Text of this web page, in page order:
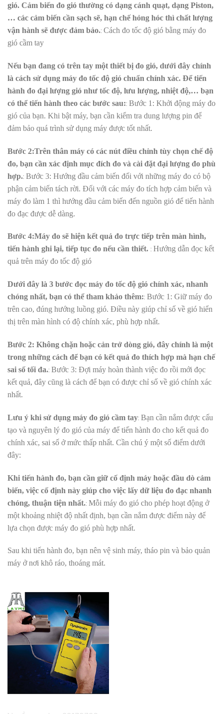
gió. Cảm biến đo gió thường có dạng cánh quạt, dạng Piston,
… các cảm biến cần sạch sẽ, hạn chế hỏng hóc thì chất lượng
vận hành sẽ được đảm bảo.: Cách đo tốc độ gió bằng máy đo
gió cầm tay
Nếu bạn đang có trên tay một thiết bị đo gió, dưới đây chính
là cách sử dụng máy đo tốc độ gió chuẩn chính xác. Để tiến
hành đo đại lượng gió như tốc độ, lưu lượng, nhiệt độ,… bạn
có thể tiến hành theo các bước sau:: Bước 1: Khởi động máy đo
gió của bạn. Khi bật máy, bạn cần kiểm tra dung lượng pin để
đảm bảo quá trình sử dụng máy được tốt nhất.
Bước 2:Trên thân máy có các nút điều chỉnh tùy chọn chế độ
đo, bạn cần xác định mục đích đo và cài đặt đại lượng đo phù
hợp.: Bước 3: Hướng đầu cảm biến đối với những máy đo có bộ
phận cảm biến tách rời. Đối với các máy đo tích hợp cảm biến và
máy đo làm 1 thì hướng đầu cảm biến đến nguồn gió để tiến hành
đo đạc được dễ dàng.
Bước 4:Máy đo sẽ hiện kết quả đo trực tiếp trên màn hình,
tiến hành ghi lại, tiếp tục đo nếu cần thiết. : Hướng dẫn đọc kết
quả trên máy đo tốc độ gió
Dưới đây là 3 bước đọc máy đo tốc độ gió chính xác, nhanh
chóng nhất, bạn có thể tham khảo thêm:: Bước 1: Giữ máy đo
trên cao, đúng hướng luồng gió. Điều này giúp chỉ số về gió hiển
thị trên màn hình có độ chính xác, phù hợp nhất.
Bước 2: Không chặn hoặc cản trở dòng gió, đây chính là một
trong những cách để bạn có kết quả đo thích hợp mà hạn chế
sai số tối đa.: Bước 3: Đợi máy hoàn thành việc đo rồi mới đọc
kết quả, đây cũng là cách để bạn có được chỉ số về gió chính xác
nhất.
Lưu ý khi sử dụng máy đo gió cầm tay: Bạn cần nắm được cấu
tạo và nguyên lý đo gió của máy để tiến hành đo cho kết quả đo
chính xác, sai số ở mức thấp nhất. Cần chú ý một số điểm dưới
đây:
Khi tiến hành đo, bạn cần giữ cố định máy hoặc đầu dò cảm
biến, việc cố định này giúp cho việc lấy dữ liệu đo đạc nhanh
chóng, thuận tiện nhất.: Mỗi máy đo gió cho phép hoạt động ở
một khoảng nhiệt độ nhất định, bạn cần nắm được điểm này để
lựa chọn được máy đo gió phù hợp nhất.
Sau khi tiến hành đo, bạn nên vệ sinh máy, tháo pin và bảo quản
máy ở nơi khô ráo, thoáng mát.